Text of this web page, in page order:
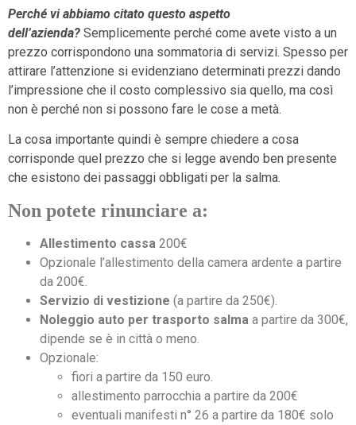
Perché vi abbiamo citato questo aspetto
dell’azienda? Semplicemente perché come avete visto a un
prezzo corrispondono una sommatoria di servizi. Spesso per
attirare l’attenzione si evidenziano determinati prezzi dando
l’impressione che il costo complessivo sia quello, ma così
non è perché non si possono fare le cose a metà.
La cosa importante quindi è sempre chiedere a cosa
corrisponde quel prezzo che si legge avendo ben presente
che esistono dei passaggi obbligati per la salma.
Non potete rinunciare a:
Allestimento cassa 200€
Opzionale l’allestimento della camera ardente a partire
da 200€.
Servizio di vestizione (a partire da 250€).
Noleggio auto per trasporto salma a partire da 300€,
dipende se è in città o meno.
Opzionale:
fiori a partire da 150 euro.
allestimento parrocchia a partire da 200€
eventuali manifesti n° 26 a partire da 180€ solo